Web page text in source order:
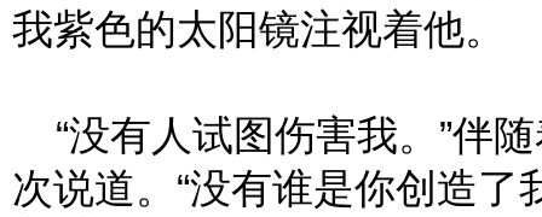
我紫色的太阳镜注视着他。
“没有人试图伤害我。”伴
次说道。“没有谁是你创造